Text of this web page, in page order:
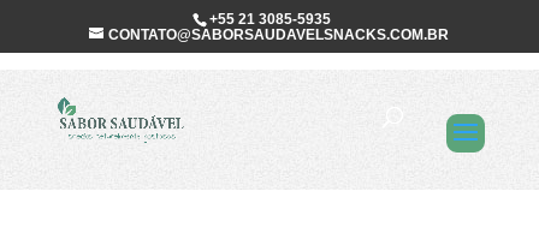
+55 21 3085-5935
CONTATO@SABORSAUDAVELSNACKS.COM.BR
SSS-Linha-Raiz-
Churrasco-tabela